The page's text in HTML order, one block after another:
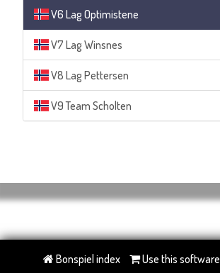
V6 Lag Optimistene
V7 Lag Winsnes
V8 Lag Pettersen
V9 Team Scholten
Bonspiel index Use this software